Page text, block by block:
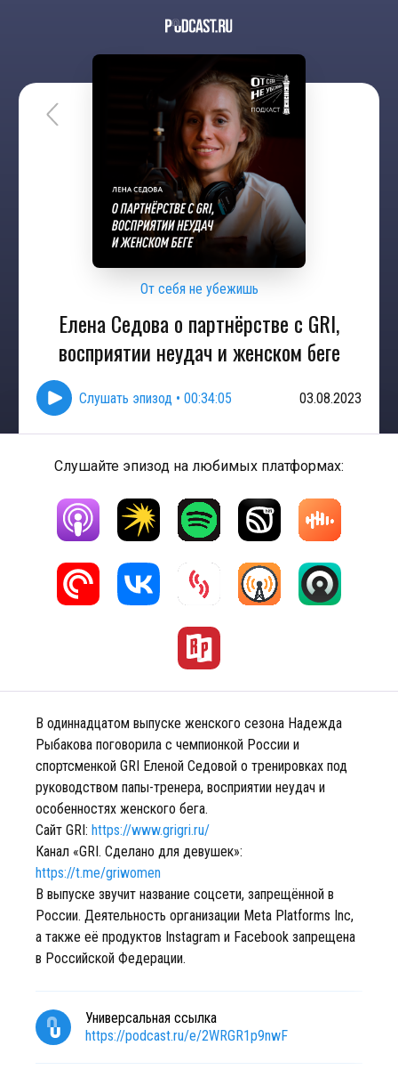
От себя не убежишь
Елена Седова о партнёрстве с GRI,
восприятии неудач и женском беге
Слушать эпизод • 00:34:05 03.08.2023
Слушайте эпизод на любимых платформах:
В одиннадцатом выпуске женского сезона Надежда
Рыбакова поговорила с чемпионкой России и
спортсменкой GRI Еленой Седовой о тренировках под
руководством папы-тренера, восприятии неудач и
особенностях женского бега.
Сайт GRI: https://www.grigri.ru/
Канал «GRI. Сделано для девушек»:
https://t.me/griwomen
В выпуске звучит название соцсети, запрещённой в
России. Деятельность организации Meta Platforms Inc,
а также её продуктов Instagram и Facebook запрещена
в Российской Федерации.
Универсальная ссылка
https://podcast.ru/e/2WRGR1p9nwF